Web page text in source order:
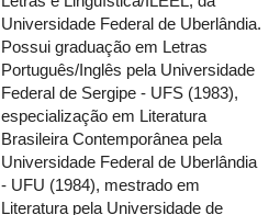
Universidade Federal de Uberlândia.
Possui graduação em Letras
Português/Inglês pela Universidade
Federal de Sergipe - UFS (1983),
especialização em Literatura
Brasileira Contemporânea pela
Universidade Federal de Uberlândia
- UFU (1984), mestrado em
Literatura pela Universidade de